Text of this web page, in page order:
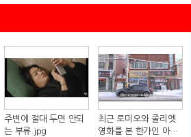
주변에 절대 두면 안되
는 부류.jpg
최근 로미오와 줄리엣
영화를 본 한가인 아들